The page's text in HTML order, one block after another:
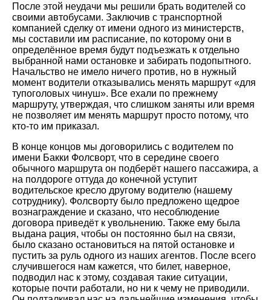
После этой неудачи мы решили брать водителей со
своими автобусами. Заключив с транспортной
компанией сделку от имени одного из министерств,
мы составили им расписание, по которому они в
определённое время будут подъезжать к отдельно
выбранной нами остановке и забирать подопытного.
Начальство не имело ничего против, но в нужный
момент водители отказывались менять маршрут «для
тупоголовых чинуш». Все ехали по прежнему
маршруту, утверждая, что слишком заняты или время
не позволяет им менять маршрут просто потому, что
кто-то им приказал.
В конце концов мы договорились с водителем по
имени Бакки Фолсворт, что в середине своего
обычного маршрута он подберёт нашего пассажира, а
на полдороге оттуда до конечной уступит
водительское кресло другому водителю (нашему
сотруднику). Фолсворту было предложено щедрое
вознаграждение и сказано, что несоблюдение
договора приведёт к увольнению. Также ему была
выдана рация, чтобы он постоянно был на связи,
было сказано остановиться на пятой остановке и
пустить за руль одного из наших агентов. После всего
случившегося нам кажется, что билет, наверное,
подводил нас к этому, создавая такие ситуации,
которые почти работали, но ни к чему не приводили.